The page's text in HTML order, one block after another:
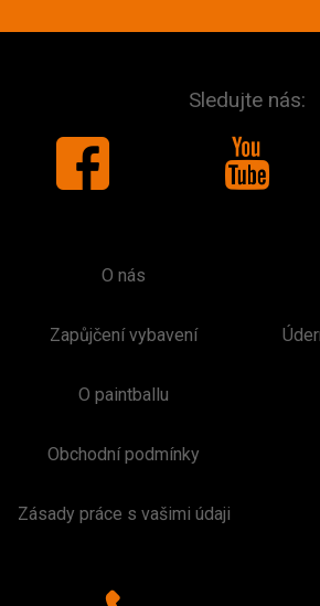
Sledujte nás:
O nás
Zapůjčení vybavení
O paintballu
Obchodní podmínky
Zásady práce s vašimi údaji